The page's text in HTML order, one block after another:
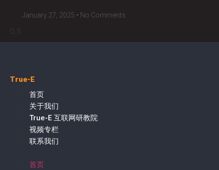
January 27, 2025 No Comments
True-E
首页
关于我们
True-E 互联网研教院
视频专栏
联系我们
首页